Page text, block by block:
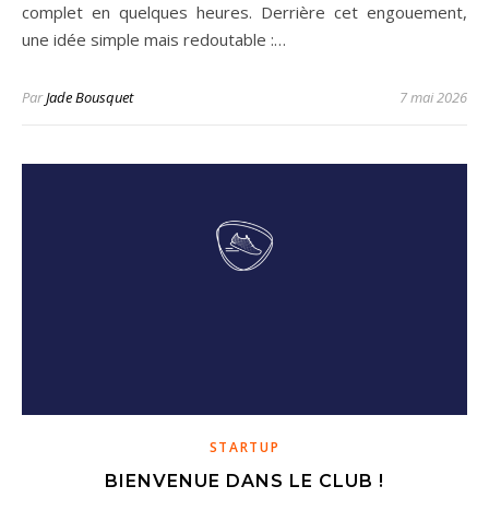
complet en quelques heures. Derrière cet engouement,
une idée simple mais redoutable :…
ParJade Bousquet 7 mai 2026
STARTUP
BIENVENUE DANS LE CLUB !